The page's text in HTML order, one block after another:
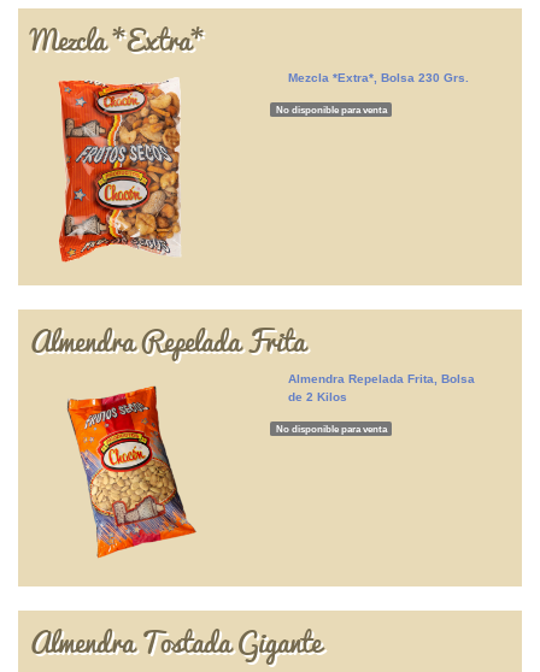
Mezcla *Extra*
Mezcla *Extra*, Bolsa 230 Grs.
No disponible para venta
Almendra Repelada Frita
Almendra Repelada Frita, Bolsa
de 2 Kilos
No disponible para venta
Almendra Tostada Gigante